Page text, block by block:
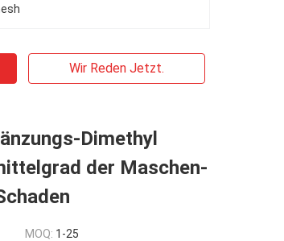
Wir Reden Jetzt.
Dimethyl
der Maschen-
MOQ: 1-25